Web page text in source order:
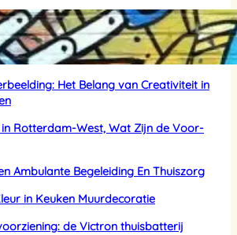
Het Belang van Creativiteit in
Rotterdam-West, Wat Zijn de Voor-
Ambulante Begeleiding En Thuiszorg
in Keuken Muurdecoratie
de Victron thuisbatterij